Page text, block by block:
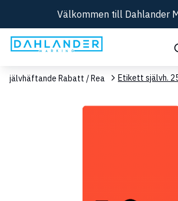
Välkommen till Dahlander
Självhäftande Rabatt / Rea Etikett självh.